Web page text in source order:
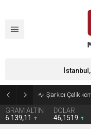
GRAM ALTIN
6.139,11
DOLAR
46,1519
İstanbul,